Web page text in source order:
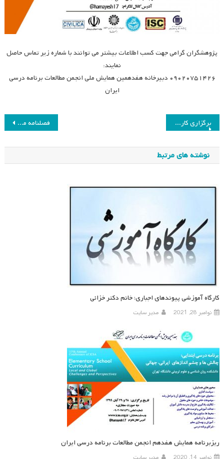
پژوهشگران گرامی جهت کسب اطلاعات بیشتر می توانند با شماره زیر تماس حاصل
نمایند:
۰۹۰۲۰۷۵۱۴۲۶ دبیرخانه هفدهمین همایش ملی انجمن مطالعات برنامه درسی
ایران
راهبری
نوشته
فصلنامه مطالعات برنامه درسی ۵۶ برگزاری کارگاه اطلس توسط کمیسیون آموزش
نوشته های مرتبط
کارگاه آموزشی پیوندهای اجباری؛ خانم دکتر خزائی
نوامبر 28, 2021 مدیر سایت
ریزبرنامه همایش هفدهم انجمن مطالعات برنامه درسی ایران